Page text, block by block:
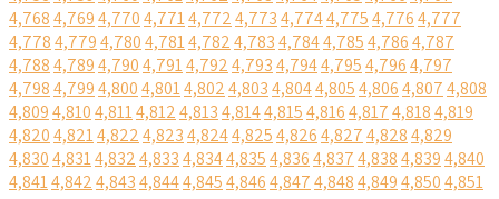
4,7684,7694,7704,7714,7724,7734,7744,7754,7764,777
4,7784,7794,7804,7814,7824,7834,7844,7854,7864,787
4,7884,7894,7904,7914,7924,7934,7944,7954,7964,797
4,7984,7994,8004,8014,8024,8034,8044,8054,8064,8074,808
4,8094,8104,8114,8124,8134,8144,8154,8164,8174,8184,819
4,8204,8214,8224,8234,8244,8254,8264,8274,8284,829
4,8304,8314,8324,8334,8344,8354,8364,8374,8384,8394,840
4,8414,8424,8434,8444,8454,8464,8474,8484,8494,8504,851